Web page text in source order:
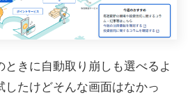
きに自動取り崩しも選べるよ
したけどそんな画面はなかっ